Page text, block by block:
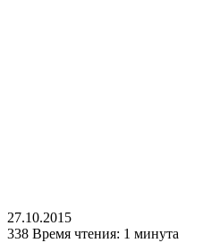
27.10.2015
338 Время чтения: 1 минута